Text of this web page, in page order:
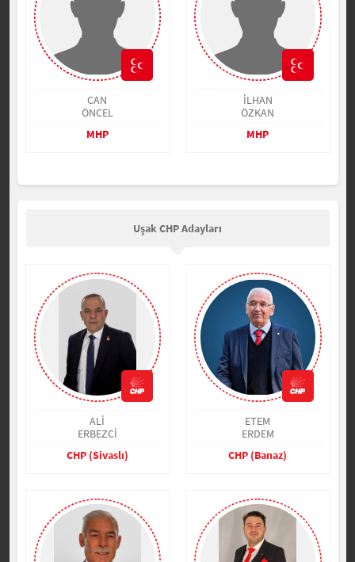
CAN
ÖNCEL
MHP
İLHAN
ÖZKAN
MHP
Uşak CHP Adayları
ALİ
ERBEZCİ
CHP (Sivaslı)
ETEM
ERDEM
CHP (Banaz)